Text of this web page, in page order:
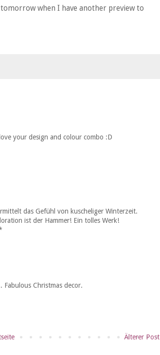
when I have another preview to
your design and colour combo :D
das Gefühl von kuscheliger Winterzeit.
ist der Hammer! Ein tolles Werk!
Christmas decor.
Älterer Post